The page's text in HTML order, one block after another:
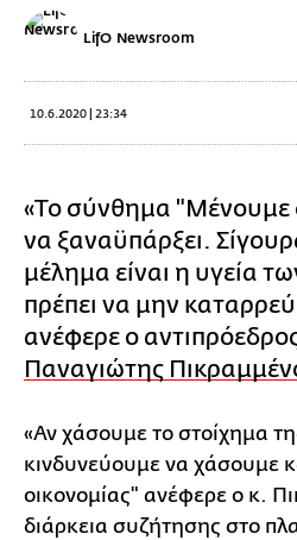
LifO Newsroom
10.6.2020 | 23:34
«Το σύνθημα "Μένουμε
να ξαναϋπάρξει.
μέλημα είναι η υγεία
πρέπει να μην
ανέφερε ο
Παναγιώτης
«Αν χάσουμε το στοίχημα
κινδυνεύουμε να χάσουμε
οικονομίας" ανέφερε ο κ.
διάρκεια συζήτησης στο